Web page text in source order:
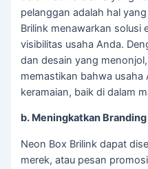
pelanggan adalah hal
Brilink menawarkan solusi
visibilitas usaha Anda.
dan desain yang
memastikan bahwa
keramaian, baik di dalam
b. Meningkatkan
Neon Box Brilink dapat
merek, atau pesan